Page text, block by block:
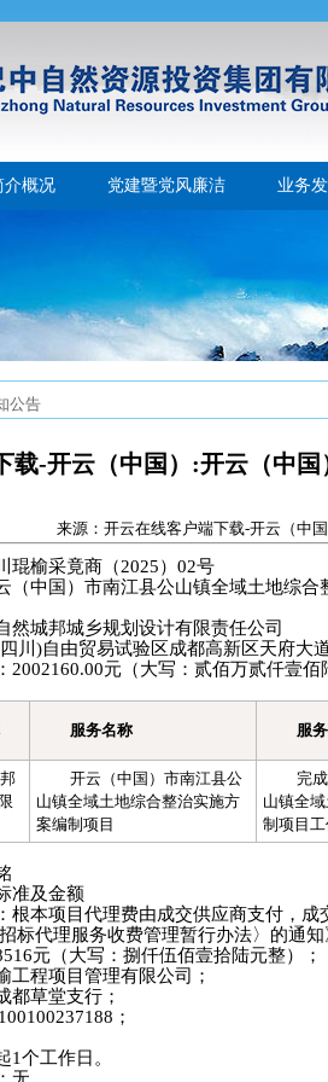
介概况 党建暨党风廉洁 业务
公告
载-开云（中国）:开云（中
来源：开云在线客户端下载-开云（
琨榆采竟商（2025）02号
（中国）市南江县公山镇全域土地综合
然城邦城乡规划设计有限责任公司
川)自由贸易试验区成都高新区天府大
2002160.00元（大写：贰佰万贰仟壹佰
服务名称 服
开云（中国）市南江县公
山镇全域土地综合整治实施方
案编制项目
完
山镇全
制项目工
准及金额
根本项目代理费由成交供应商支付，
标代理服务收费管理暂行办法〉的通
元（大写：捌仟伍佰壹拾陆元整）；
工程项目管理有限公司；
都草堂支行；
；
1个工作日。